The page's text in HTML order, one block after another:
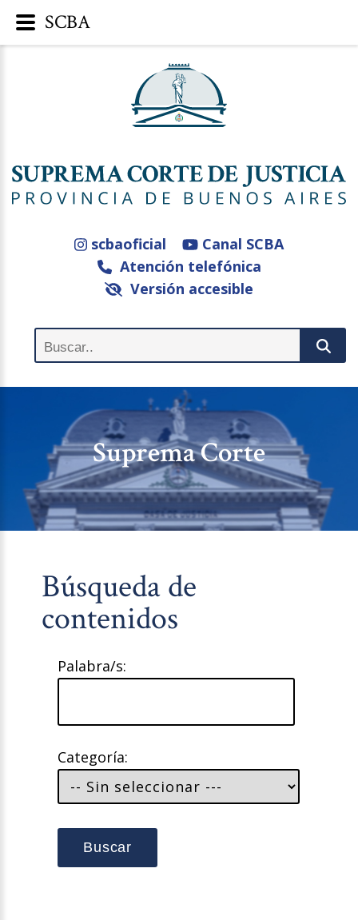
scbaoficial
Canal SCBA
Atención telefónica
Versión accesible
Suprema Corte
Búsqueda de
contenidos
Palabra/s:
Categoría:
Buscar
SCBA